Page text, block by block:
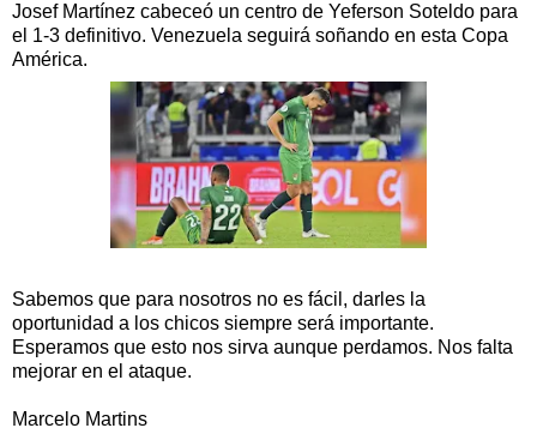
Josef Martínez cabeceó un centro de Yeferson Soteldo para
el 1-3 definitivo. Venezuela seguirá soñando en esta Copa
América.
Sabemos que para nosotros no es fácil, darles la
oportunidad a los chicos siempre será importante.
Esperamos que esto nos sirva aunque perdamos. Nos falta
mejorar en el ataque.
Marcelo Martins